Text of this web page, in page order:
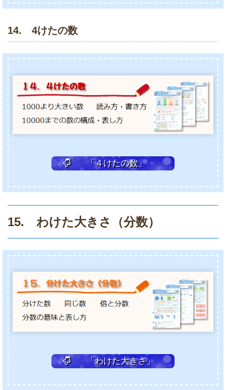
14. 4けたの数
「４けたの数」
15. わけた大きさ（分数）
「わけた大きさ」